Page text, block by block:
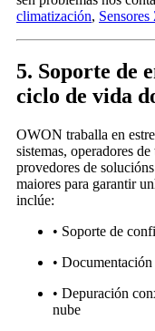
climatización,
5. Soporte de
ciclo de vida
OWON traballa en
sistemas, operadores
provedores de
maiores para garantir
inclúe:
• Soporte de
•
• Depuración
nube